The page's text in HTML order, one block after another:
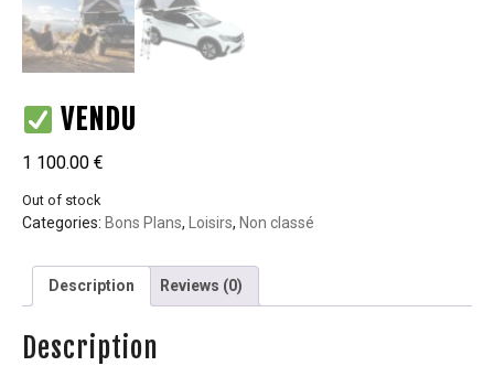
VENDU
1 100.00 €
Out of stock
Categories: Bons Plans, Loisirs, Non classé
Description Reviews (0)
Description